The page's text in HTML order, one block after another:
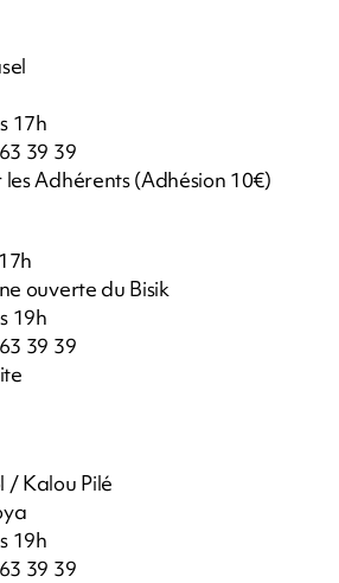
17h
39 39
Adhérents (Adhésion 10€)
ouverte du Bisik
19h
39 39
/ Kalou Pilé
19h
39 39